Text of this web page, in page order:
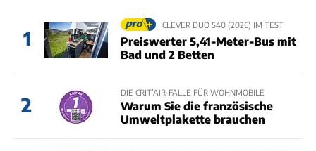
1
CLEVER DUO 540 (2026) IM TEST
Preiswerter 5,41-Meter-Bus mit
Bad und 2 Betten
2
DIE CRIT’AIR-FALLE FÜR WOHNMOBILE
Warum Sie die französische
Umweltplakette brauchen